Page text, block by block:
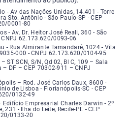
Endereço: Avenida das Nações Unidas,
- Av das Nações Unidas, 14.401 - Torre
Sto. Antônio - São Paulo-SP - CEP
0001-80
- Endereço: Avenida Doutor Heitor José
- Av. Dr. Heitor José Reali, 360 - São
CNPJ 62.173.620/0093-06
Endereço: Rua Almirante Tamandaré,
- Rua Almirante Tamandaré, 1024 - Vila
000 - CNPJ 62.173.620/0104-95
Setor Comercial Norte, sem
ST SCN, S/N, Qd 02, Bl C, 109 – Sala
DF – CEP 70302-911 – CNPJ
Endereço: Rodovia José Carlos, número
– Rod. José Carlos Daux, 8600 -
de Lisboa - Florianópolis-SC - CEP
0132-49
Edifício Empresarial Charles Darwin,
Empresarial Charles Darwin - 2º
231 - Ilha do Leite, Recife-PE - CEP
0133-20